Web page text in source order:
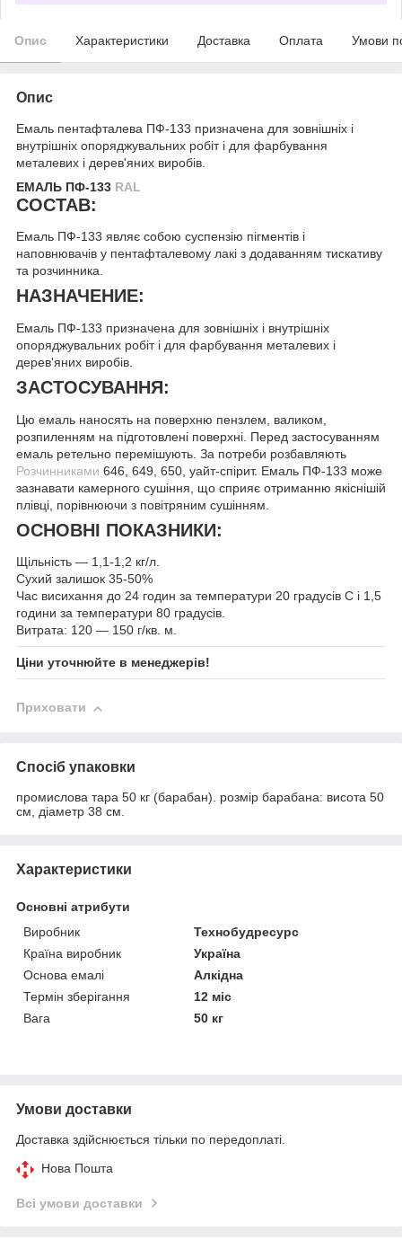
Опис Характеристики Доставка Оплата Умови
Опис
Емаль пентафталева ПФ-133 призначена для зовнішніх і
внутрішніх опоряджувальних робіт і для фарбування
металевих і дерев'яних виробів.
ЕМАЛЬ ПФ-133 RAL
СОСТАВ:
Емаль ПФ-133 являє собою суспензію пігментів і
наповнювачів у пентафталевому лакі з додаванням тискативу
та розчинника.
НАЗНАЧЕНИЕ:
Емаль ПФ-133 призначена для зовнішніх і внутрішніх
опоряджувальних робіт і для фарбування металевих і
дерев'яних виробів.
ЗАСТОСУВАННЯ:
Цю емаль наносять на поверхню пензлем, валиком,
розпиленням на підготовлені поверхні. Перед застосуванням
емаль ретельно перемішують. За потреби розбавляють
Розчинниками 646, 649, 650, уайт-спірит. Емаль ПФ-133 може
зазнавати камерного сушіння, що сприяє отриманню якіснішій
плівці, порівнюючи з повітряним сушінням.
ОСНОВНІ ПОКАЗНИКИ:
Щільність — 1,1-1,2 кг/л.
Сухий залишок 35-50%
Час висихання до 24 годин за температури 20 градусів С і 1,5
години за температури 80 градусів.
Витрата: 120 — 150 г/кв. м.
Ціни уточнюйте в менеджерів!
Приховати
Спосіб упаковки
промислова тара 50 кг (барабан). розмір барабана: висота 50
см, діаметр 38 см.
Характеристики
Основні атрибути
Виробник
Технобудресурс
Країна виробник
Україна
Основа емалі
Алкідна
Термін зберігання
12 міс
Вага
50 кг
Умови доставки
Доставка здійснюється тільки по передоплаті.
Нова Пошта
Всі умови доставки